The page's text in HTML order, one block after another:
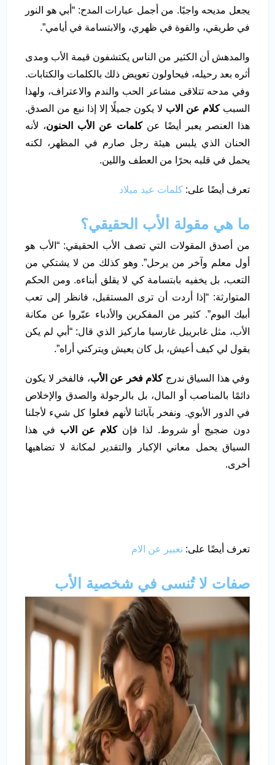
يجعل مديحه واجبًا. من أجمل عبارات المدح: “أبي هو النور
في طريقي، والقوة في ظهري، والابتسامة في أيامي”.
والمدهش أن الكثير من الناس يكتشفون قيمة الأب ومدى
أثره بعد رحيله، فيحاولون تعويض ذلك بالكلمات والكتابات.
وفي مدحه تتلاقى مشاعر الحب والندم والاعتراف، ولهذا
السببكلام عن الاب لا يكون جميلًا إلا إذا نبع من الصدق.
هذا العنصر يعبر أيضًا عنكلمات عن الأب الحنون، لأنه
الحنان الذي يلبس هيئة رجل صارم في المظهر، لكنه
يحمل في قلبه بحرًا من العطف واللين.
تعرف أيضًا على: كلمات عيد ميلاد
ما هي مقولة الأب الحقيقي؟
من أصدق المقولات التي تصف الأب الحقيقي: “الأب هو
أول معلم وآخر من يرحل”. وهو كذلك من لا يشتكي من
التعب، بل يخفيه بابتسامة كي لا يقلق أبناءه. ومن الحكم
المتوارثة: “إذا أردت أن ترى المستقبل، فانظر إلى تعب
أبيك اليوم”. كثير من المفكرين والأدباء عبّروا عن مكانة
الأب، مثل غابرييل غارسيا ماركيز الذي قال: “أبي لم يكن
يقول لي كيف أعيش، بل كان يعيش ويتركني أراه”.
وفي هذا السياق ندرجكلام فخر عن الأب، فالفخر لا يكون
دائمًا بالمناصب أو المال، بل بالرجولة والصدق والإخلاص
في الدور الأبوي. ونفخر بآبائنا لأنهم فعلوا كل شيء لأجلنا
دون ضجيج أو شروط. لذا فإنكلام عن الاب في هذا
السياق يحمل معاني الإكبار والتقدير لمكانة لا تضاهيها
أخرى.
تعرف أيضًا على: تعبير عن الام
صفات لا تُنسى في شخصية الأب